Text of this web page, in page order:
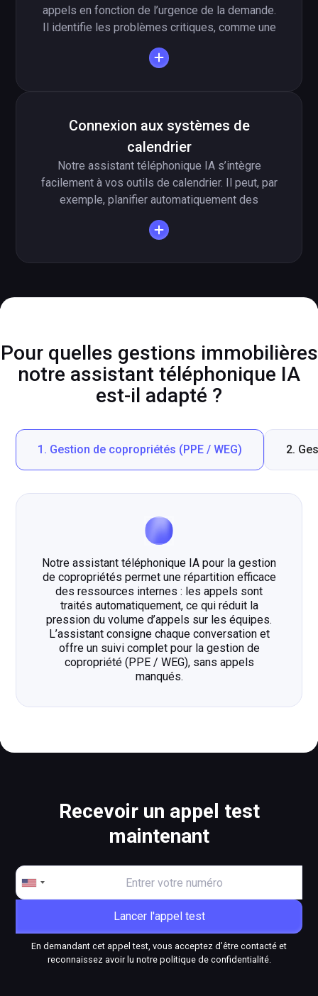
appels en fonction de l’urgence de la demande.
Il identifie les problèmes critiques, comme une
fuite d’eau, une panne de chauffage ou un
interphone défectueux, et les traite en priorité.
propriétaires.
Connexion aux systèmes de
calendrier
Notre assistant téléphonique IA s’intègre
facilement à vos outils de calendrier. Il peut, par
exemple, planifier automatiquement des
des états des lieux, 24h/24 et 7j/7. Les rendez-
les agendas des collaborateurs concernés,
Pour quelles gestions immobilières
notre assistant téléphonique IA
est-il adapté ?
1. Gestion de copropriétés (PPE / WEG) 2.
Notre assistant téléphonique IA pour la gestion
de copropriétés permet une répartition efficace
des ressources internes : les appels sont
traités automatiquement, ce qui réduit la
pression du volume d’appels sur les équipes.
L’assistant consigne chaque conversation et
offre un suivi complet pour la gestion de
copropriété (PPE / WEG), sans appels
manqués.
Recevoir un appel test
maintenant
En demandant cet appel test, vous acceptez d’être contacté et
reconnaissez avoir lu notre politique de confidentialité.